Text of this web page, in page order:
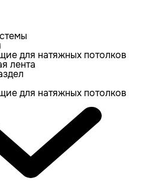
для натяжных потолков
лента
для натяжных потолков